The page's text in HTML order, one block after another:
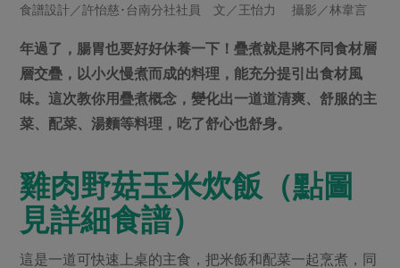
畜產肉類 水產
水畜加工品
調理食材・點心
調味醬料/南北貨 烘焙
保健食品
料理方式
烘焙．點心
醬料
漬物
涼拌沙拉
飲品
合作25-精選產品第四彈
合作25-精選產品第三彈
更多當季產品
議題活動
主婦聯盟X樂齡網特約優惠案
30%rPET紅烏龍茶
廚房瑜伽
關注議題
減硝酸鹽 惜食
非基改運動 支持本土農糧
減添加物 減塑減廢
公益金
更多議題
產品檢驗
自主把關
檢驗報告
社員權益
食譜設計／許怡慈･台南分社社員 文／王怡力 攝影／林韋言
年過了，腸胃也要好好休養一下！疊煮就是將不同食材層
層交疊，以小火慢煮而成的料理，能充分提引出食材風
味。這次教你用疊煮概念，變化出一道道清爽、舒服的主
菜、配菜、湯麵等料理，吃了舒心也舒身。
雞肉野菇玉米炊飯（點圖
見詳細食譜）
這是一道可快速上桌的主食，把米飯和配菜一起烹煮，同